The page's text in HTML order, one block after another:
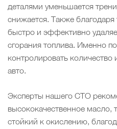
деталями уменьшается
снижается. Также
быстро и эффективно
сгорания топлива. Именно
контролировать количество
авто.
Эксперты нашего СТО
высококачественное масло,
стойкий к окислению,